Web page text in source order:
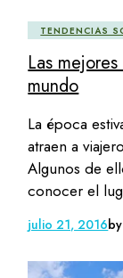
TENDENCIAS
Las
mundo
La época
atraen a
Algunos de
conocer el
julio 21, 2016